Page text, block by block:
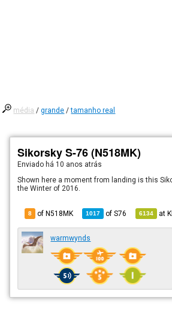
média /grande /tamanho real
Sikorsky S-76 (N518MK)
Enviado há 10 anos atrás
Shown here a moment from landing is this
the Winter of 2016.
8 of N518MK 1017 ofS76 6134 at
warmwynds